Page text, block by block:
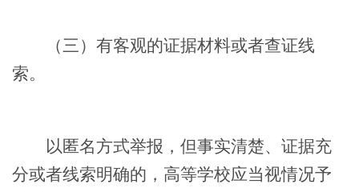
（三）有客观的证据材料或者查证线
索。
以匿名方式举报，但事实清楚、证据充
分或者线索明确的，高等学校应当视情况予